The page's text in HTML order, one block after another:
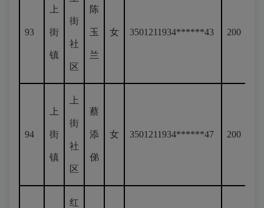
93
上
街
镇
街
社
区
陈
玉
兰
女 3501211934******43 200
94
上
街
镇
上
街
社
区
蔡
添
俤
女 3501211934******47 200
红